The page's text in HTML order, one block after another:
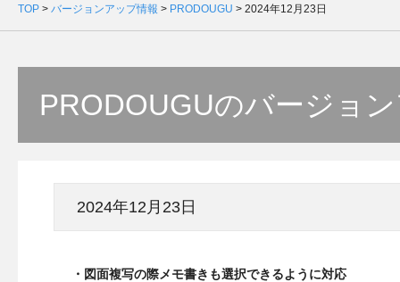
TOP > バージョンアップ情報 > PRODOUGU > 2024年12月23日
PRODOUGUのバージョ
2024年12月23日
・図面複写の際メモ書きも選択できるように対応